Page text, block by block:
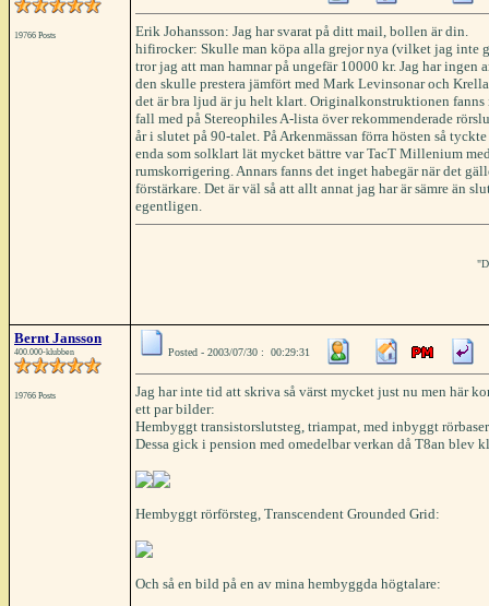
19766 Posts
Erik Johansson: Jag har svarat på ditt mail, bollen är din.
hifirocker: Skulle man köpa alla grejor nya (vilket jag inte
tror jag att man hamnar på ungefär 10000 kr. Jag har ingen
den skulle prestera jämfört med Mark Levinsonar och
det är bra ljud är ju helt klart. Originalkonstruktionen fanns
fall med på Stereophiles A-lista över rekommenderade
år i slutet på 90-talet. På Arkenmässan förra hösten så
enda som solklart lät mycket bättre var TacT Millenium
rumskorrigering. Annars fanns det inget habegär när det
förstärkare. Det är väl så att allt annat jag har är sämre än
egentligen.
Bernt Jansson
400.000-klubben
19766 Posts
Posted - 2003/07/30 : 00:29:31
Jag har inte tid att skriva så värst mycket just nu men här
ett par bilder:
Hembyggt transistorslutsteg, triampat, med inbyggt
Dessa gick i pension med omedelbar verkan då T8an blev
Hembyggt rörförsteg, Transcendent Grounded Grid:
Och så en bild på en av mina hembyggda högtalare: